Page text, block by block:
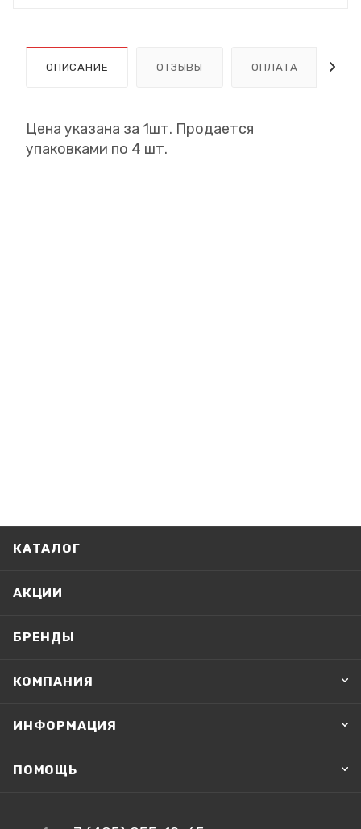
ОПИСАНИЕ ОТЗЫВЫ ОПЛАТА
Цена указана за 1шт. Продается
упаковками по 4 шт.
КАТАЛОГ
АКЦИИ
БРЕНДЫ
КОМПАНИЯ
ИНФОРМАЦИЯ
ПОМОЩЬ